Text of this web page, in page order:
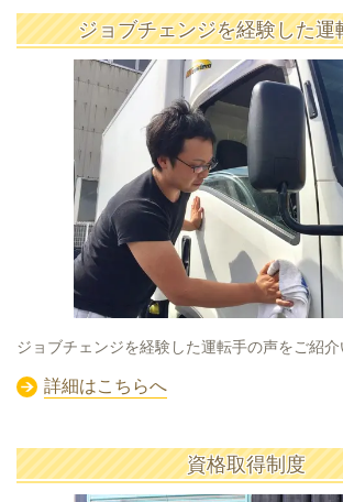
ジョブチェンジを経験した運
ジョブチェンジを経験した運転手の声をご紹介
詳細はこちらへ
資格取得制度